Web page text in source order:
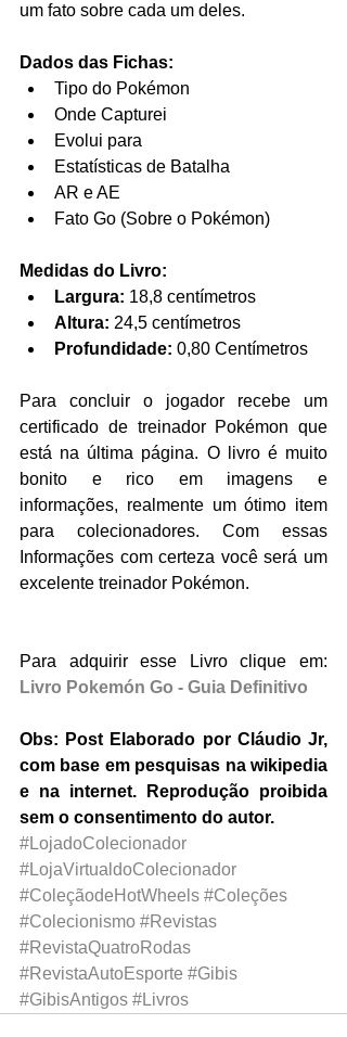
um fato sobre cada um deles.
Dados das Fichas:
Tipo do Pokémon
Onde Capturei
Evolui para
Estatísticas de Batalha
AR e AE
Fato Go (Sobre o Pokémon)
Medidas do Livro:
Largura: 18,8 centímetros
Altura: 24,5 centímetros
Profundidade: 0,80 Centímetros
Para concluir o jogador recebe um
certificado de treinador Pokémon que
está na última página. O livro é muito
bonito e rico em imagens e
informações, realmente um ótimo item
para colecionadores. Com essas
Informações com certeza você será um
excelente treinador Pokémon.
Livro Pokemón Go - Guia Definitivo
Obs: Post Elaborado por Cláudio Jr,
com base em pesquisas na wikipedia
e na internet. Reprodução proibida
sem o consentimento do autor.
#LojadoColecionador
#LojaVirtualdoColecionador
#ColeçãodeHotWheels #Coleções
#Colecionismo #Revistas
#RevistaQuatroRodas
#RevistaAutoEsporte #Gibis
#GibisAntigos #Livros